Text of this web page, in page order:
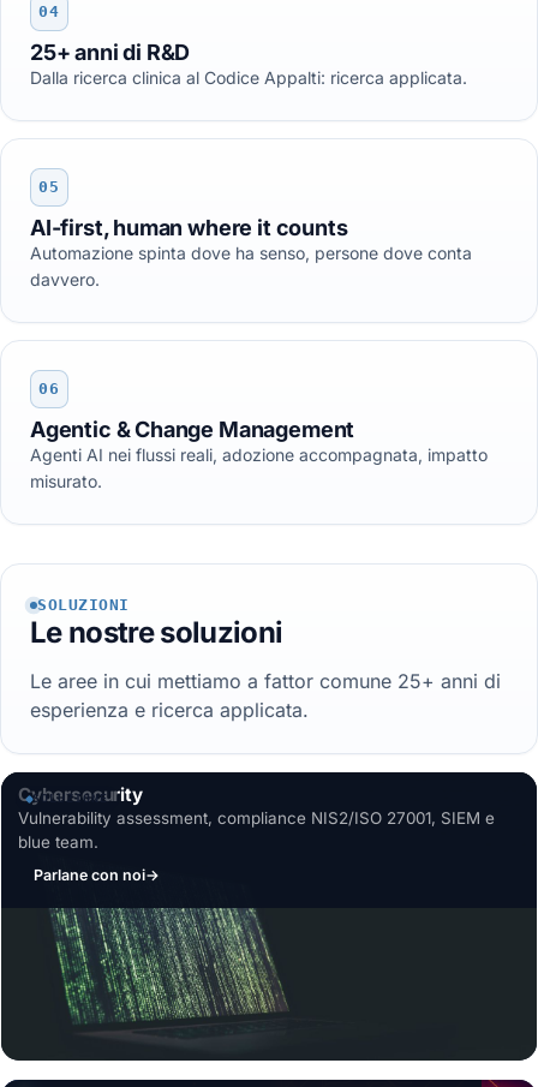
04
25+ anni di R&D
Dalla ricerca clinica al Codice Appalti: ricerca applicata.
05
AI-first, human where it counts
Automazione spinta dove ha senso, persone dove conta
davvero.
06
Agentic & Change Management
Agenti AI nei flussi reali, adozione accompagnata, impatto
misurato.
SOLUZIONI
Le nostre soluzioni
Le aree in cui mettiamo a fattor comune 25+ anni di
esperienza e ricerca applicata.
SOLUZIONE
Cybersecurity
Vulnerability assessment, compliance NIS2/ISO 27001, SIEM e
blue team.
Parlane con noi→